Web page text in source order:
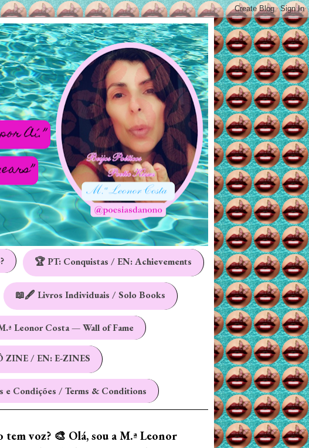
🏆 PT: Conquistas / EN: Achievements
📖🖋️ Livros Individuais / Solo Books
Leonor Costa — Wall of Fame
/ EN: E-ZINES
e Condições / Terms & Conditions
tem voz? 🎨 Olá, sou a M.ª Leonor